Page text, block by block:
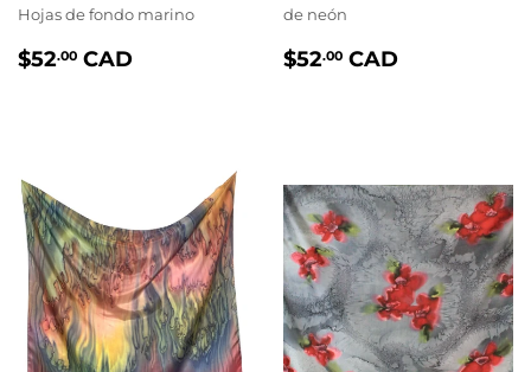
Hojas de fondo marino
PRIX
$52.00 CAD
de neón
PRIX
$52.00 CAD